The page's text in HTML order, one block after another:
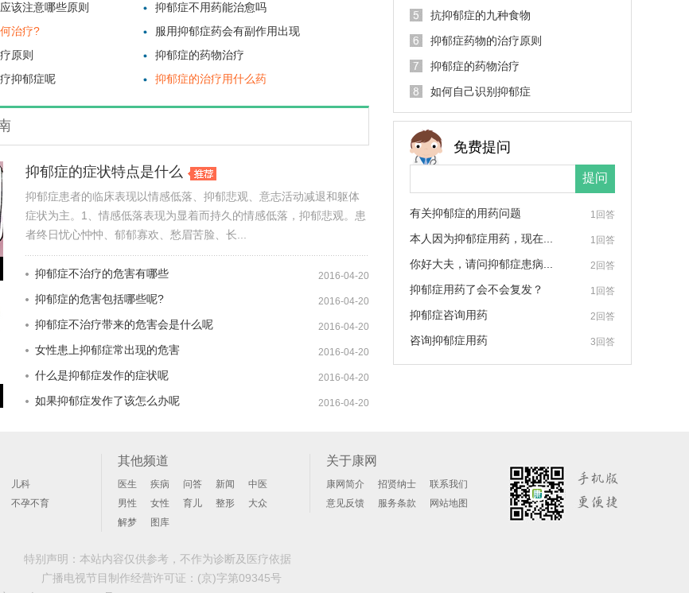
该注意哪些原则
抑郁症不用药能治愈吗
治疗?
服用抑郁症药会有副作用出现
原则
抑郁症的药物治疗
抑郁症呢 抑郁症的治疗用什么药
抑郁症的症状特点是什么
抑郁症患者的临床表现以情感低落、抑郁悲观、意志活动减退和躯体
症状为主。1、情感低落表现为显着而持久的情感低落，抑郁悲观。患
者终日忧心忡忡、郁郁寡欢、愁眉苦脸、长...
抑郁症不治疗的危害有哪些 2016-04-20
抑郁症的危害包括哪些呢? 2016-04-20
抑郁症不治疗带来的危害会是什么呢 2016-04-20
女性患上抑郁症常出现的危害 2016-04-20
什么是抑郁症发作的症状呢 2016-04-20
如果抑郁症发作了该怎么办呢 2016-04-20
抗抑郁症的九种食物
抑郁症药物的治疗原则
抑郁症的药物治疗
如何自己识别抑郁症
免费提问
有关抑郁症的用药问题 1回答
本人因为抑郁症用药，现在... 1回答
你好大夫，请问抑郁症患病... 2回答
抑郁症用药了会不会复发？ 1回答
抑郁症咨询用药 2回答
咨询抑郁症用药 3回答
儿科
不孕不育
其他频道
医生 疾病 问答 新闻
中医
男性
女性 育儿 整形
大众
解梦
图库
关于康网
康网简介 招贤纳士
联系我们
意见反馈
服务条款 网站地图
特别声明：本站内容仅供参考，不作为诊断及医疗依据
广播电视节目制作经营许可证： (京)字第09345号